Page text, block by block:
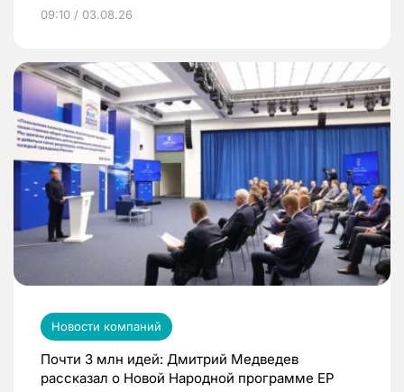
09:10 / 03.08.26
Новости компаний
Почти 3 млн идей: Дмитрий Медведев
рассказал о Новой Народной программе ЕР